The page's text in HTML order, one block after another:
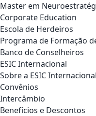
Master em
Corporate Education
Escola de Herdeiros
Programa de Formação
Banco de Conselheiros
ESIC Internacional
Sobre a ESIC Internacional
Convênios
Intercâmbio
Benefícios e Descontos